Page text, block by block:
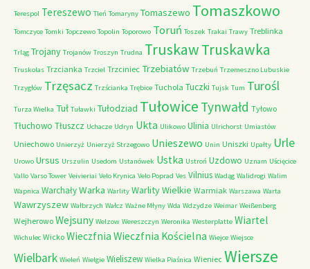
Terespol Tereszewo Tleń Tomaryny Tomaszewo Tomaszkowo
Tomczyce Tomki Topczewo Topolin Toporowo Toruń Toszek Trakai Trawy Treblinka
Trląg Trojany Trojanów Troszyn Trudna TruskawTruskawka
Truskolas Trzcianka Trzciel Trzciniec Trzebiatów Trzebuń Trzemeszno Lubuskie
Trzygłów Trzęsacz Trzścianka Trębice Tuchola Tuczki Tujsk Tum Turośl
Turza Wielka Tuł Tuławki Tułodziad Tułowice Tynwałd Tyłowo
Tłuchowo Tłuszcz Uchacze Udryn Ukta Ulikowo Ulinia Ulrichorst Umiastów
Uniechowo Unierzyż Unierzyż Strzegowo Unieszewo Unin Uniszki Upałty Urle
Urowo Ursus Urszulin Usedom Ustanówek Ustka Ustroń Uzdowo Uznam Uścięcice
Vallo Varso Tower Veivieriai Velo Krynica Velo Poprad Ves Vilnius Wadąg Walidrogi Walim
Wapnica WarchałyWarka Warlity Warlity Wielkie Warmiak Warszawa Warta
Wawrzyszew Wałbrzych Wałcz Ważne Młyny Wda Wdzydze Weimar Weißenberg
Wejherowo Wejsuny Welzow Wereszczyn Weronika Westerplatte Wiartel
Wichulec Wicko Wieczfnia Wieczfnia Kościelna Wiejce Wiejsce
Wielbark Wieleń Wielgie Wieliszew Wielka Piaśnica Wieniec Wiersze